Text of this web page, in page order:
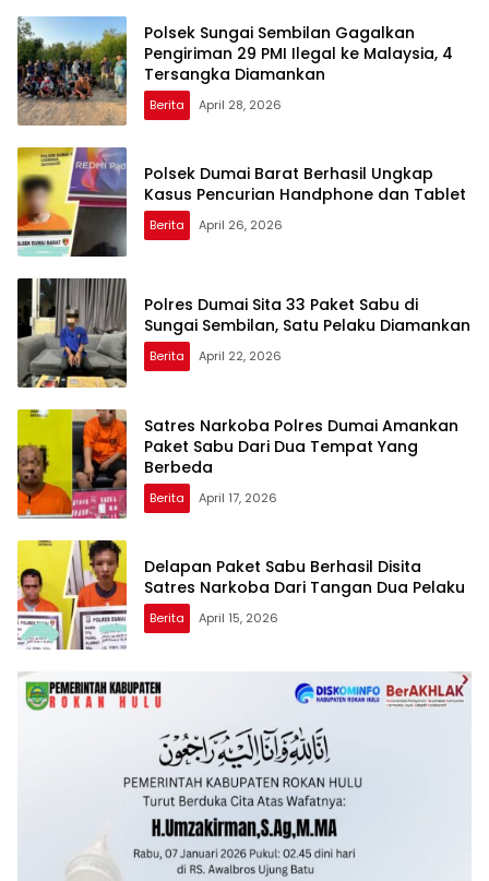
Polsek Sungai Sembilan Gagalkan
Pengiriman 29 PMI Ilegal ke Malaysia, 4
Tersangka Diamankan
Berita April 28, 2026
Polsek Dumai Barat Berhasil Ungkap
Kasus Pencurian Handphone dan Tablet
Berita April 26, 2026
Polres Dumai Sita 33 Paket Sabu di
Sungai Sembilan, Satu Pelaku Diamankan
Berita April 22, 2026
Satres Narkoba Polres Dumai Amankan
Paket Sabu Dari Dua Tempat Yang
Berbeda
Berita April 17, 2026
Delapan Paket Sabu Berhasil Disita
Satres Narkoba Dari Tangan Dua Pelaku
Berita April 15, 2026